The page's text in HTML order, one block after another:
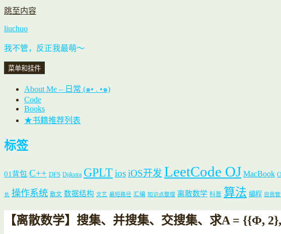
跳至内容
liuchuo
我不管，反正我最萌～
菜单和挂件
About Me – 日常 (๑• . •๑)
Code
Books
★书籍推荐列表
标签
01背包 C++ DFS Dijkstra GPLTiosiOS开发 LeetCode OJ MacBook
长 操作系统 散文 数据结构 文艺 最短路径 汇编 知识点整理 离散数学 科普 算法 编程 自我
【离散数学】搜集、并搜集、交搜集、求A = {{Φ,